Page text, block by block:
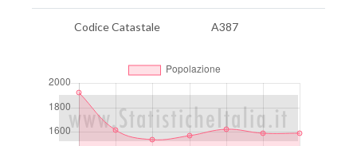
Codice Catastale A387